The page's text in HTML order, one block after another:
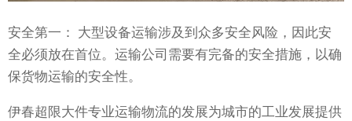
安全第一： 大型设备运输涉及到众多安全风险，因此安
全必须放在首位。运输公司需要有完备的安全措施，以确
保货物运输的安全性。
伊春超限大件专业运输物流的发展为城市的工业发展提供